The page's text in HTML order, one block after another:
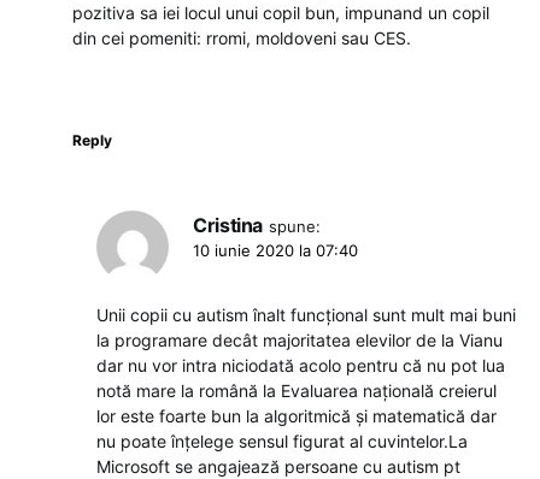
pozitiva sa iei locul unui copil bun, impunand un copil
din cei pomeniti: rromi, moldoveni sau CES.
Reply
Cristina spune:
10 iunie 2020 la 07:40
Unii copii cu autism înalt funcțional sunt mult mai buni
la programare decât majoritatea elevilor de la Vianu
dar nu vor intra niciodată acolo pentru că nu pot lua
notă mare la română la Evaluarea națională creierul
lor este foarte bun la algoritmică și matematică dar
nu poate înțelege sensul figurat al cuvintelor.La
Microsoft se angajează persoane cu autism pt